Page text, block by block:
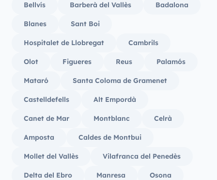
Bellvís Barberà del Vallès Badalona
Blanes Sant Boi
Hospitalet de Llobregat Cambrils
Olot Figueres Reus Palamós
Mataró Santa Coloma de Gramenet
Castelldefells Alt Empordà
Canet de Mar Montblanc Celrà
Amposta Caldes de Montbui
Mollet del Vallès Vilafranca del Penedès
Delta del Ebro Manresa Osona